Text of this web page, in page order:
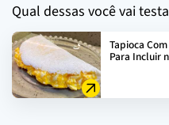
Qual dessas você vai
Tapioca
Para Incluir